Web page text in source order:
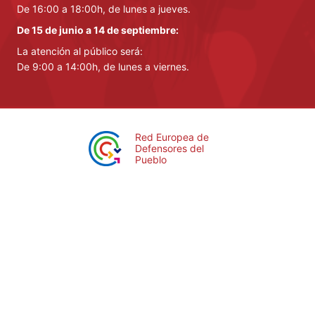
De 16:00 a 18:00h, de lunes a jueves.
De 15 de junio a 14 de septiembre:
La atención al público será:
De 9:00 a 14:00h, de lunes a viernes.
Red Europea de
Defensores del
Pueblo